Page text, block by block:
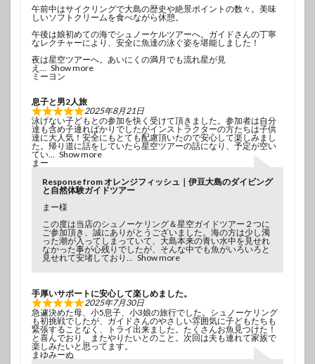
午前中はサイクリングで大島の歴史や絶景ポイントの数々。美味
しいソフトクリームを食べながら休憩。
午後は娘初めての海でシュノーケルツアーへ。ガイドさんの丁寧
なレクチャーにより、安全に魚達の泳ぐ姿を堪能しました！
夜は星空ツアーへ。あいにくの満月でも流れ星が見
え
Show more
ミーヨン
息子と男2人旅
2025年8月21日
泳げない子どもとの参加を快く受けて頂きました。参加者は自分
達も含め子連ればかりでしたがインストラクターの方たちは子供
達に大人気！安全にもとても配慮頂いたので安心して楽しみまし
た。帰り道に話をしていたら星空ツアーの話になり、予定が空い
てい
Show more
まー
Response from オレンジフィッシュ｜伊豆大島のダイビング
と自然体験ガイドツアー
まー様
この度は当店のシュノーケリング＆星空ガイドツアー２つに
ご参加頂き、誠にありがとうございました。海の方は少し濁
った潮が入ってしまっていて、大島本来の青い水中を見せれ
なかった事が心残りでしたが、そんな中でも魚がいろいろと
見せれて安堵しており
Show more
手厚いサポートに安心して楽しめました。
2025年7月30日
急遽決めた母、小5息子、小3娘の旅行でした。シュノーケリング
も初挑戦でしたが、ガイドさんのやさしい雰囲気に子どもたちも
緊張することなく、トライ出来ました。たくさんお魚見つけた！
と喜んでおり、またやりたいとのこと。次回は夫も連れて家族で
楽しみたいと思ってます。
まゆみーぬ